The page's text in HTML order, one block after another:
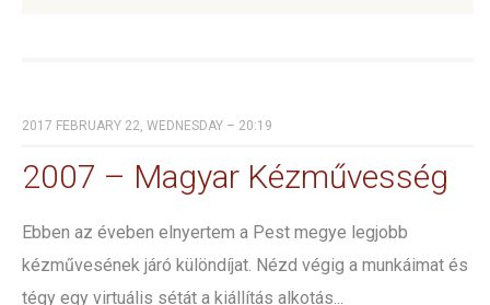
2017 FEBRUARY 22, WEDNESDAY – 20:19
2007 – Magyar Kézművesség
Ebben az éveben elnyertem a Pest megye legjobb
kézművesének járó különdíjat. Nézd végig a munkáimat és
tégy egy virtuális sétát a kiállítás alkotás...